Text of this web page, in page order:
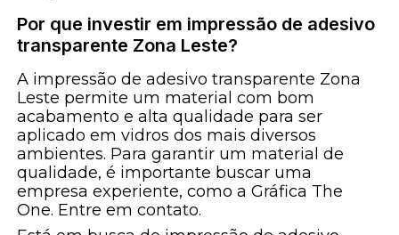
Por que investir em impressão de adesivo
transparente Zona Leste?
A impressão de adesivo transparente Zona
Leste permite um material com bom
acabamento e alta qualidade para ser
aplicado em vidros dos mais diversos
ambientes. Para garantir um material de
qualidade, é importante buscar uma
empresa experiente, como a Gráfica The
One. Entre em contato.